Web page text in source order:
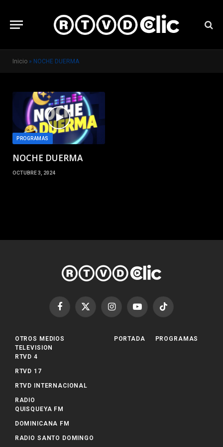
Inicio » NOCHE DUERMA
PROGRAMAS
NOCHE DUERMA
OCTUBRE 3, 2024
Facebook
X
InstagramYouTubeTikTok
OTROS MEDIOS
TELEVISION
RTVD 4
RTVD 17
RTVD INTERNACIONAL
RADIO
QUISQUEYA FM
DOMINICANA FM
RADIO SANTO DOMINGO
PORTADA PROGRAMAS